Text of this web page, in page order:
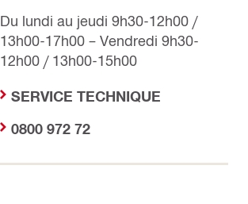
Du lundi au jeudi 9h30-12h00 /
13h00-17h00 – Vendredi 9h30-
12h00 / 13h00-15h00
SERVICE TECHNIQUE
0800 972 72